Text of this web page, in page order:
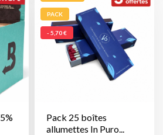
Pack 25 boîtes
allumettes In Puro...
PACK
- 5,70 €